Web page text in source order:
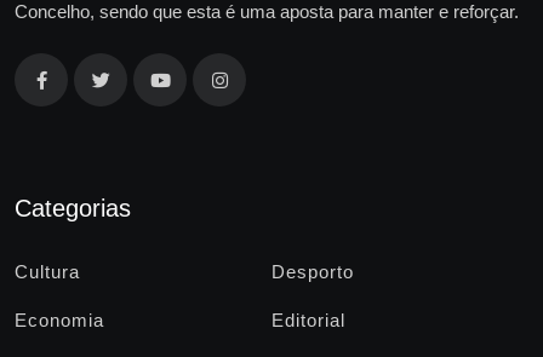
Concelho, sendo que esta é uma aposta para manter e reforçar.
Categorias
Cultura Desporto
Economia Editorial